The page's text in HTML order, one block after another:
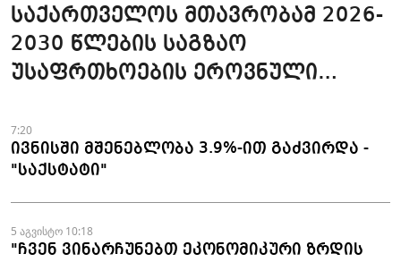
საქართველოს მთავრობამ 2026-
2030 წლების საგზაო
უსაფრთხოების ეროვნული
7:20
ივნისში მშენებლობა 3.9%-ით გაძვირდა -
"საქსტატი"
5 აგვისტო 10:18
"ჩვენ ვინარჩუნებთ ეკონომიკური ზრდის